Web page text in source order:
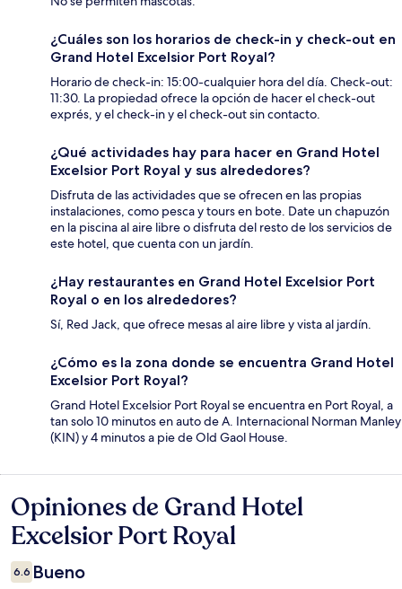
¿Cuáles son los horarios de check-in y check-out en
Grand Hotel Excelsior Port Royal?
Horario de check-in: 15:00-cualquier hora del día. Check-out:
11:30. La propiedad ofrece la opción de hacer el check-out
exprés, y el check-in y el check-out sin contacto.
¿Qué actividades hay para hacer en Grand Hotel
Excelsior Port Royal y sus alrededores?
Disfruta de las actividades que se ofrecen en las propias
instalaciones, como pesca y tours en bote. Date un chapuzón
en la piscina al aire libre o disfruta del resto de los servicios de
este hotel, que cuenta con un jardín.
¿Hay restaurantes en Grand Hotel Excelsior Port
Royal o en los alrededores?
Sí, Red Jack, que ofrece mesas al aire libre y vista al jardín.
¿Cómo es la zona donde se encuentra Grand Hotel
Excelsior Port Royal?
Grand Hotel Excelsior Port Royal se encuentra en Port Royal, a
tan solo 10 minutos en auto de A. Internacional Norman Manley
(KIN) y 4 minutos a pie de Old Gaol House.
Opiniones
Opiniones de Grand Hotel
Excelsior Port Royal
6.6 Bueno